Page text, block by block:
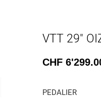
VTT 29″
CHF
PEDALIER